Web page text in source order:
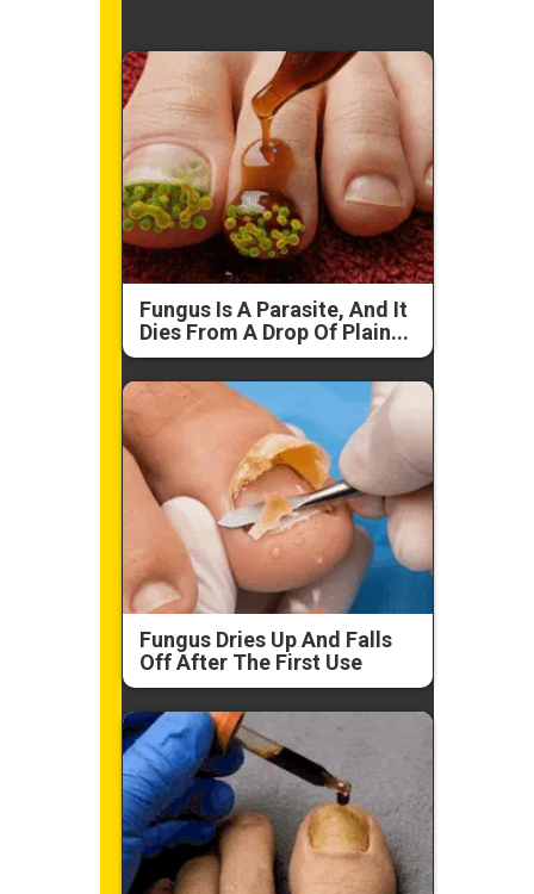
Fungus Is A Parasite, And It
Dies From A Drop Of Plain...
Fungus Dries Up And Falls
Off After The First Use